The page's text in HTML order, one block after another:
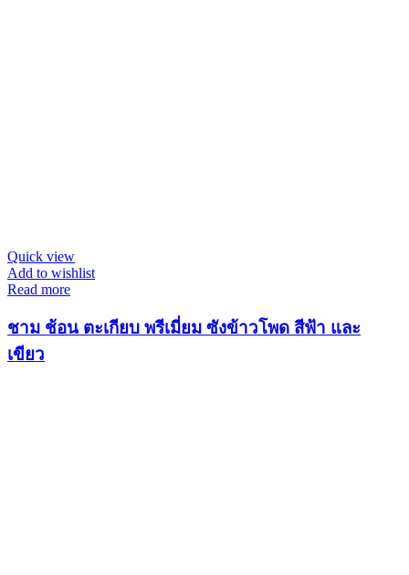
Quick view
Add to wishlist
Read more
ชาม ช้อน ตะเกียบ พรีเมี่ยม ซังข้าวโพด สีฟ้า และ
เขียว